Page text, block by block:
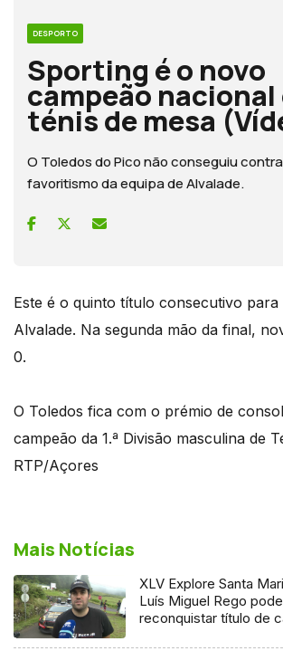
DESPORTO
Sporting é o novo
campeão nacional
ténis de mesa
O Toledos do Pico não conseguiu
favoritismo da equipa de Alvalade.
Este é o quinto título consecutivo para
Alvalade. Na segunda mão da final,
0.
O Toledos fica com o prémio de
campeão da 1.ª Divisão masculina de
RTP/Açores
Mais Notícias
XLV Explore Santa
Luís Miguel Rego pode
reconquistar título de